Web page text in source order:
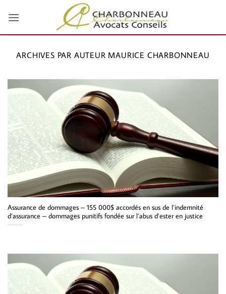
au
ARCHIVES PAR AUTEUR MAURICE CHARBONNEAU
Assurance de dommages – 155 000$ accordés en sus de l’indemnité
d’assurance – dommages punitifs fondée sur l’abus d’ester en justice